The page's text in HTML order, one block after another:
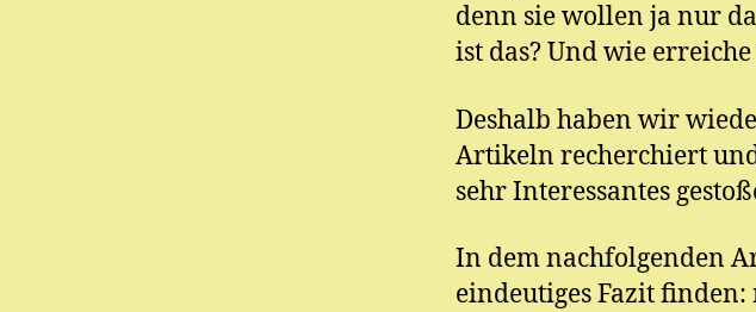
denn sie wollen ja nur
ist das? Und wie
Deshalb haben wir
Artikeln recherchiert
sehr Interessantes
In dem nachfolgenden
eindeutiges Fazit